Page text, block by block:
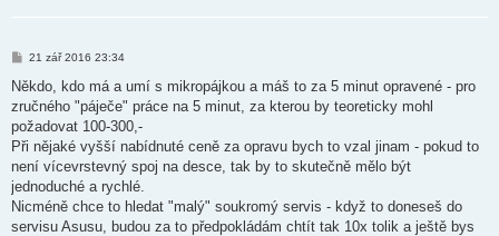
P
í
p
ě
e
k
21 zář 2016 23:34
Někdo, kdo má a umí s mikropájkou a máš to za 5 minut opravené - pro
zručného "páječe" práce na 5 minut, za kterou by teoreticky mohl
požadovat 100-300,-
Při nějaké vyšší nabídnuté ceně za opravu bych to vzal jinam - pokud to
není vícevrstevný spoj na desce, tak by to skutečně mělo být
jednoduché a rychlé.
Nicméně chce to hledat "malý" soukromý servis - když to doneseš do
servisu Asusu, budou za to předpokládám chtít tak 10x tolik a ještě bys